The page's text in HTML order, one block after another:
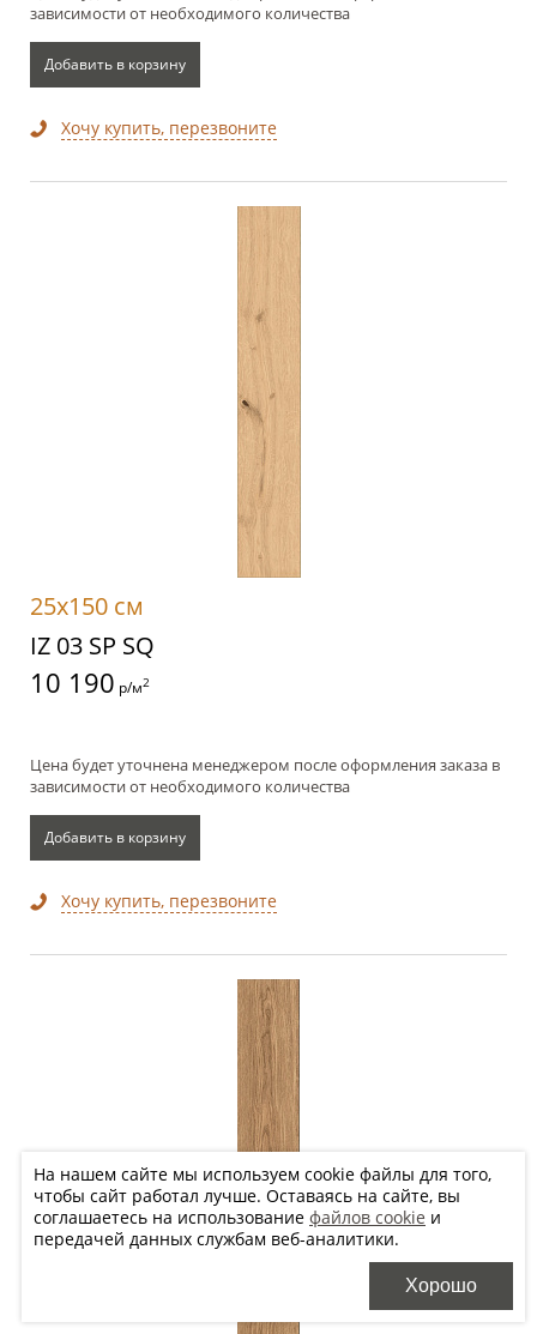
зависимости от необходимого количества
Добавить в корзину
Хочу купить, перезвоните
25x150 см
IZ 03 SP SQ
10 190 р/м2
Цена будет уточнена менеджером после оформления заказа в
зависимости от необходимого количества
Добавить в корзину
Хочу купить, перезвоните
На нашем сайте мы используем cookie файлы для того,
чтобы сайт работал лучше. Оставаясь на сайте, вы
соглашаетесь на использование файлов cookie и
передачей данных службам веб-аналитики.
Хорошо